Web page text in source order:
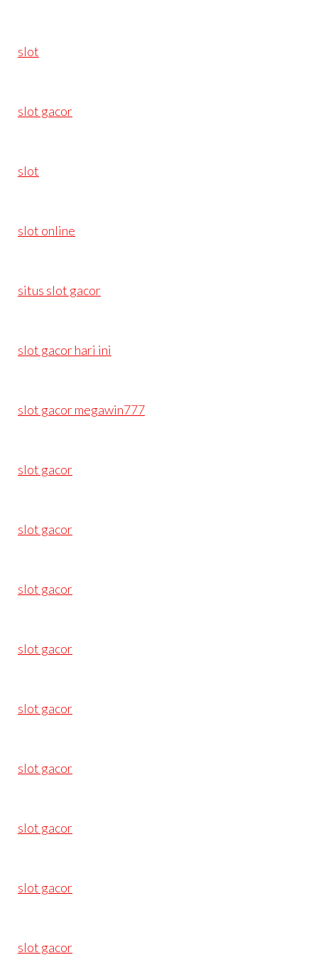
slot
slot gacor
slot
slot online
situs slot gacor
slot gacor hari ini
slot gacor megawin777
slot gacor
slot gacor
slot gacor
slot gacor
slot gacor
slot gacor
slot gacor
slot gacor
slot gacor